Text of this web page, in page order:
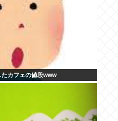
たカフェの値段www